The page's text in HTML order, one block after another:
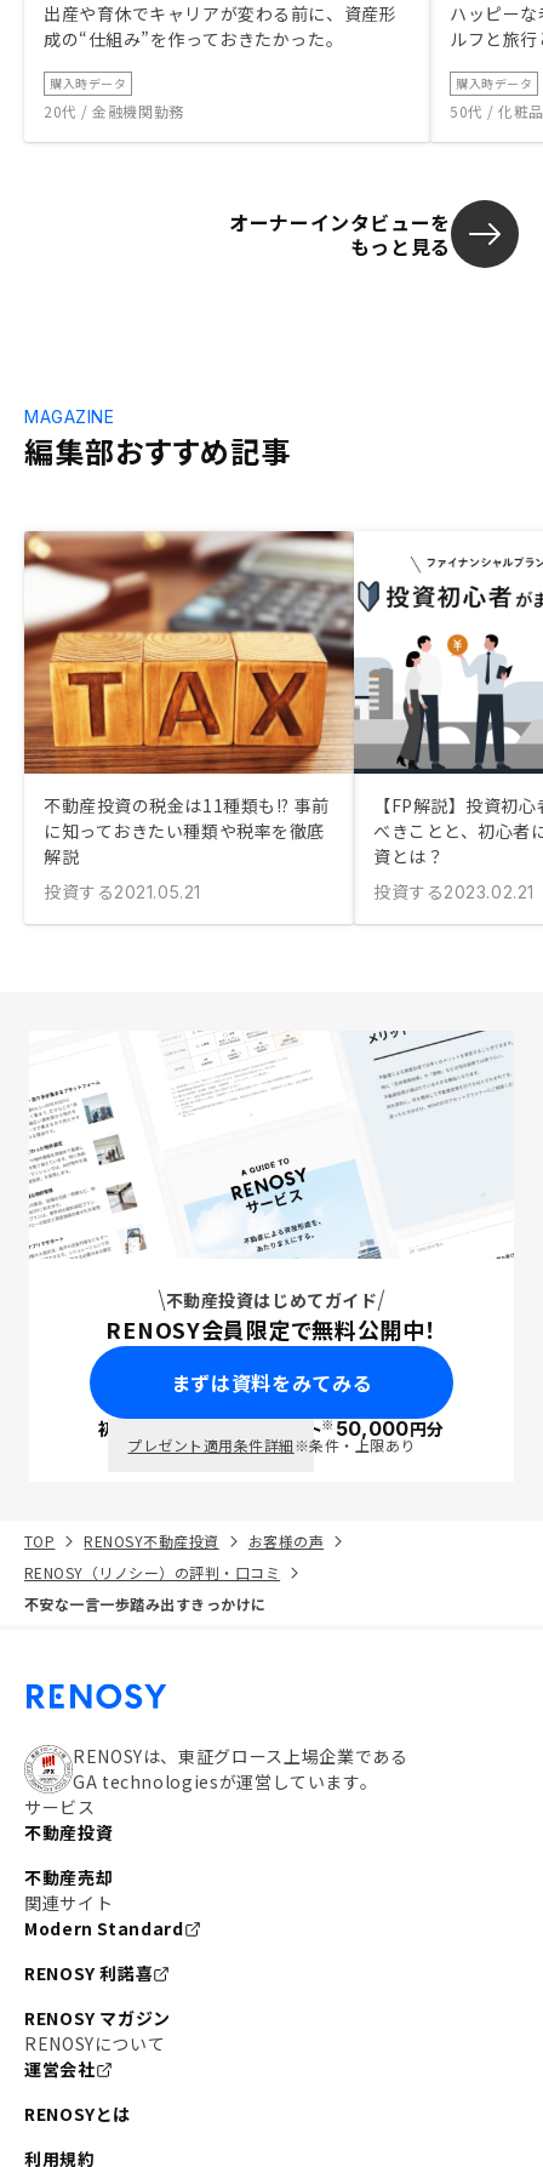
出産や育休でキャリアが変わる前に、資産形
成の“仕組み”を作っておきたかった。
購入時データ
20代 / 金融機関勤務
ハッピー
ルフと旅
購入時データ
50代 / 化粧
オーナーインタビューを
もっと見る
編集部おすすめ記事
MAGAZINE
不動産投資の税金は11種類も!? 事前
に知っておきたい種類や税率を徹底
解説
投資する2021.05.21
【FP解説】投資初
べきことと、初心者
資とは？
投資する2023.02.21
不動産投資はじめてガイド
RENOSY会員限定で無料公開中！
まずは資料をみてみる
初回面談で ポイント※50,000円分
プレゼント適用条件詳細※条件・上限あり
TOP RENOSY不動産投資
お客様の声
RENOSY（リノシー）の評判・口コミ
不安な一言一歩踏み出すきっかけに
RENOSYは、東証グロース上場企業である
GA technologiesが運営しています。
サービス
不動産投資
不動産売却
関連サイト
Modern Standard
RENOSY 利諾喜
RENOSY マガジン
RENOSYについて
運営会社
RENOSYとは
利用規約